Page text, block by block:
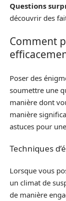
Questions
découvrir des
Comment
Poser des
soumettre une
manière dont
manière
astuces pour
Techniques
Lorsque vous
un climat de
de manière